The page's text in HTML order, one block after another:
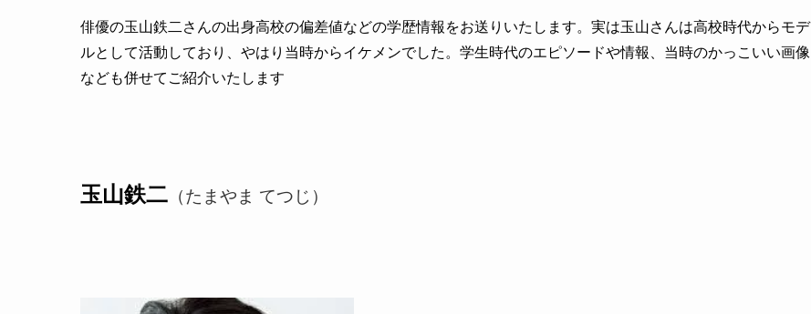
俳優の玉山鉄二さんの出身高校の偏差値などの学歴情報をお送りいたします。実は玉山さんは高校時代からモデ
ルとして活動しており、やはり当時からイケメンでした。学生時代のエピソードや情報、当時のかっこいい画像
なども併せてご紹介いたします
玉山鉄二 （たまやま てつじ）